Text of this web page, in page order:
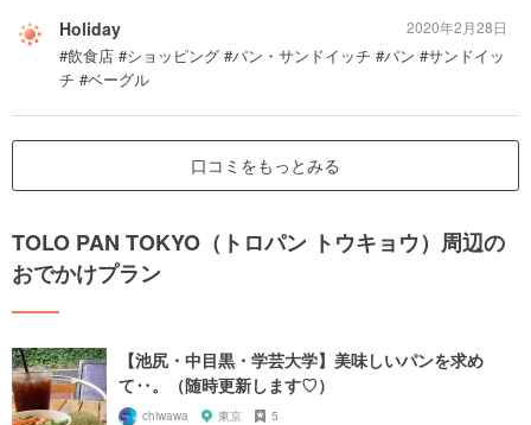
Holiday
#飲食店 #ショッピング #パン・サンドイッチ #パン #サンドイッ
チ #ベーグル
2020年2月28日
口コミをもっとみる
TOLO PAN TOKYO（トロパン トウキョウ）周辺の
おでかけプラン
【池尻・中目黒・学芸大学】美味しいパンを求め
て‥。（随時更新します♡）
chiwawa 東京 5